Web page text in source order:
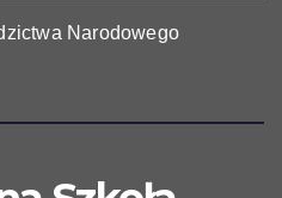
Narodowego